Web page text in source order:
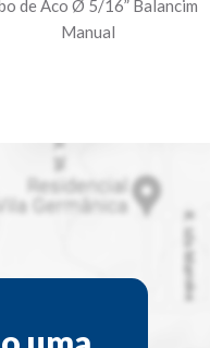
de Aco Ø 5/16” Balancim
Manual